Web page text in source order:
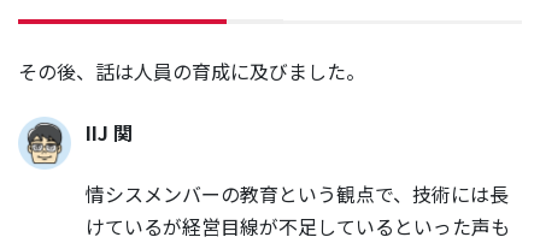
その後、話は人員の育成に及びました。
IIJ 関
情シスメンバーの教育という観点で、技術には長
けているが経営目線が不足しているといった声も